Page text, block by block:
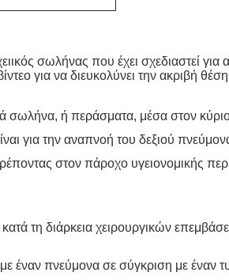
σωλήνας που έχει σχεδιαστεί
για να διευκολύνει την ακριβή
σωλήνα, ή περάσματα, μέσα στον
για την αναπνοή του δεξιού
στον πάροχο υγειονομικής
κατά τη διάρκεια χειρουργικών
με έναν πνεύμονα σε σύγκριση με